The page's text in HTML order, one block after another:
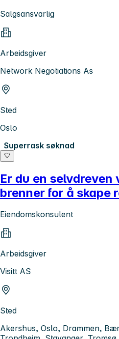
Salgsansvarlig
Arbeidsgiver
Network Negotiations As
Sted
Oslo
Superrask søknad
Er du en selvdreven
brenner for å skape
Eiendomskonsulent
Arbeidsgiver
Visitt AS
Sted
Akershus, Oslo, Drammen,